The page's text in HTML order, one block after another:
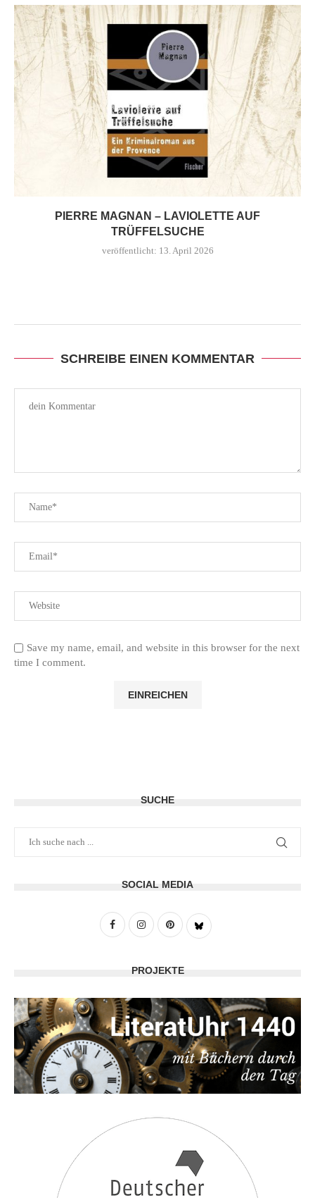
PIERRE MAGNAN – LAVIOLETTE AUF
TRÜFFELSUCHE
veröffentlicht: 13. April 2026
SCHREIBE EINEN KOMMENTAR
Save my name, email, and website in this browser for the next
time I comment.
SUCHE
SOCIAL MEDIA
PROJEKTE